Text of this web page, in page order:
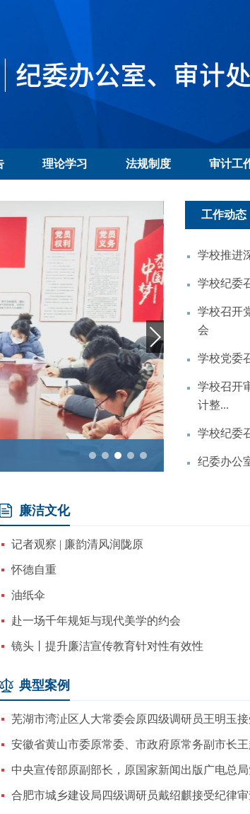
理论学习 法规制度 审计工
学校纪委组
工作动态
学校推进
学校纪委
学校召开
会
学校党委
学校召开
计整...
学校纪委
纪委办公
廉洁文化
记者观察 | 廉韵清风润陇原
怀德自重
油纸伞
赴一场千年规矩与现代美学的约会
镜头丨提升廉洁宣传教育针对性有效性
典型案例